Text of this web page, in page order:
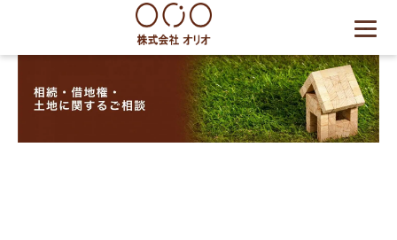
content
世田谷区の相続・空き家・借
地権に強い不動産会社｜売
却・買取は株式会社Orio